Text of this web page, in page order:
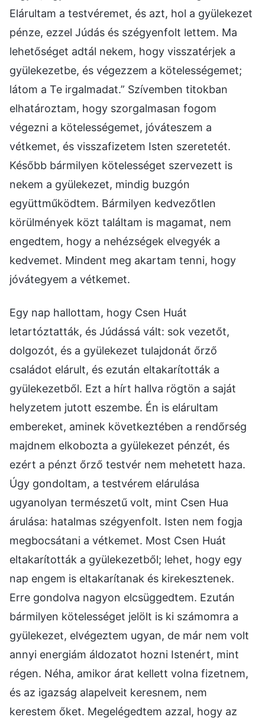
Elárultam a testvéremet, és azt, hol a gyülekezet
pénze, ezzel Júdás és szégyenfolt lettem. Ma
lehetőséget adtál nekem, hogy visszatérjek a
gyülekezetbe, és végezzem a kötelességemet;
látom a Te irgalmadat.” Szívemben titokban
elhatároztam, hogy szorgalmasan fogom
végezni a kötelességemet, jóváteszem a
vétkemet, és visszafizetem Isten szeretetét.
Később bármilyen kötelességet szervezett is
nekem a gyülekezet, mindig buzgón
együttműködtem. Bármilyen kedvezőtlen
körülmények közt találtam is magamat, nem
engedtem, hogy a nehézségek elvegyék a
kedvemet. Mindent meg akartam tenni, hogy
jóvátegyem a vétkemet.
Egy nap hallottam, hogy Csen Huát
letartóztatták, és Júdássá vált: sok vezetőt,
dolgozót, és a gyülekezet tulajdonát őrző
családot elárult, és ezután eltakarították a
gyülekezetből. Ezt a hírt hallva rögtön a saját
helyzetem jutott eszembe. Én is elárultam
embereket, aminek következtében a rendőrség
majdnem elkobozta a gyülekezet pénzét, és
ezért a pénzt őrző testvér nem mehetett haza.
Úgy gondoltam, a testvérem elárulása
ugyanolyan természetű volt, mint Csen Hua
árulása: hatalmas szégyenfolt. Isten nem fogja
megbocsátani a vétkemet. Most Csen Huát
eltakarították a gyülekezetből; lehet, hogy egy
nap engem is eltakarítanak és kirekesztenek.
Erre gondolva nagyon elcsüggedtem. Ezután
bármilyen kötelességet jelölt is ki számomra a
gyülekezet, elvégeztem ugyan, de már nem volt
annyi energiám áldozatot hozni Istenért, mint
régen. Néha, amikor árat kellett volna fizetnem,
és az igazság alapelveit keresnem, nem
kerestem őket. Megelégedtem azzal, hogy az